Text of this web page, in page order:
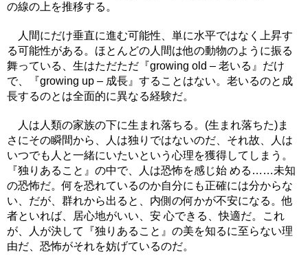
の線の上を推移する。
人間にだけ垂直に進む可能性、単に水平ではなく上昇す
る可能性がある。ほとんどの人間は他の動物のように振る
舞っている、生はただただ『growing old – 老いる』だけ
で、『growing up – 成長』することはない。老いるのと成
長するのとは全面的に異なる経験だ。
人は人類の家族の下に生まれ落ちる。(生まれ落ちた)ま
さにその瞬間から、人は独りではないのだ、それ故、人は
いつでも人と一緒にいたいという心理を獲得してしまう。
『独りあること』の中で、人は恐怖を感じ始 める……未知
の恐怖だ。何を恐れているのか自分にも正確には分からな
い、だが、群れから出ると、内側の何かが不安になる。他
者といれば、居心地がいい、安 心できる、快適だ。これ
が、人が決して『独りあること』の美を知るに至らない理
由だ、恐怖がそれを妨げているのだ。